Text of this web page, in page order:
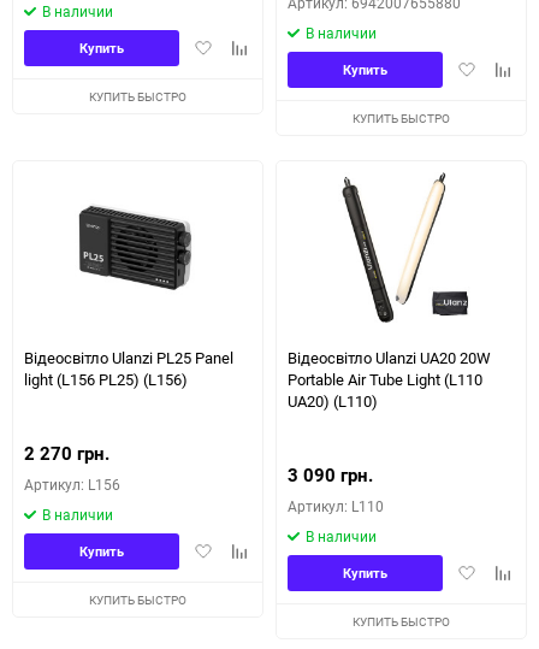
В наличии
ДобавитьДобавить
сравнению
Купить
КУПИТЬ БЫСТРО
В наличии
Добавить
Купить
КУПИТЬ БЫСТРО
Відеосвітло Ulanzi PL25 Panel
light (L156 PL25) (L156)
2 270 грн.
Артикул: L156
В наличии
ДобавитьДобавить
сравнению
Купить
КУПИТЬ БЫСТРО
Відеосвітло Ulanzi UA20 20W
Portable Air Tube Light (L110
UA20) (L110)
3 090 грн.
Артикул: L110
В наличии
Добавить
Купить
КУПИТЬ БЫСТРО